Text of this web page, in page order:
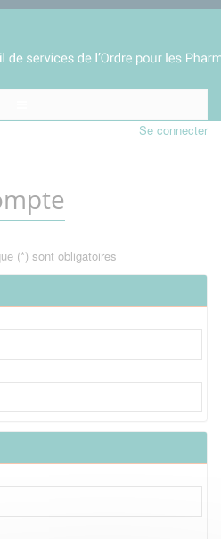
Se connecter
(*) sont obligatoires